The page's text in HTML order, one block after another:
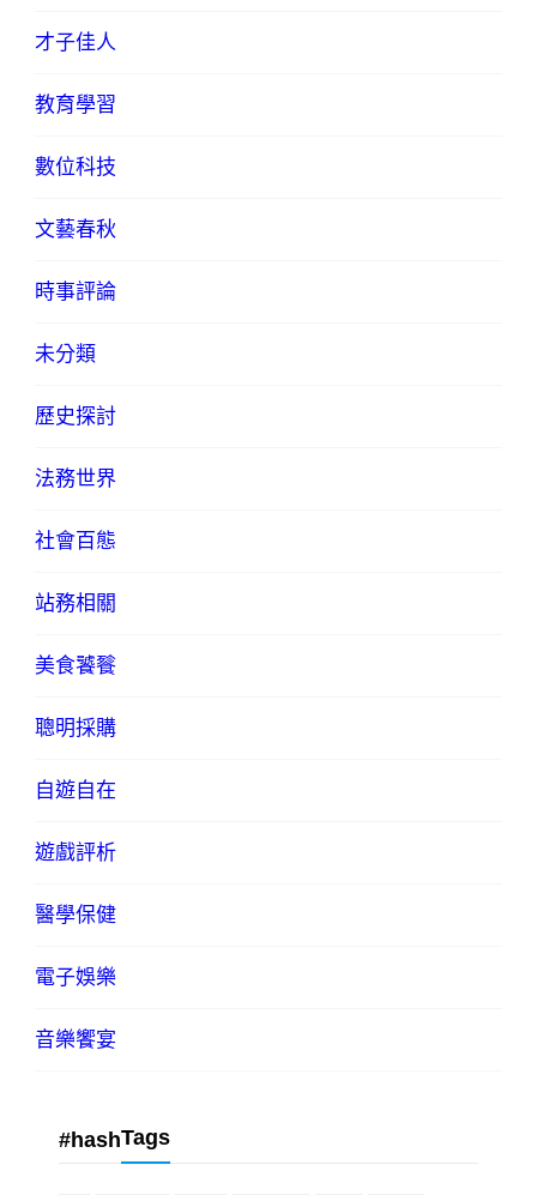
才子佳人
教育學習
數位科技
文藝春秋
時事評論
未分類
歷史探討
法務世界
社會百態
站務相關
美食饕餮
聰明採購
自遊自在
遊戲評析
醫學保健
電子娛樂
音樂饗宴
#hashTags